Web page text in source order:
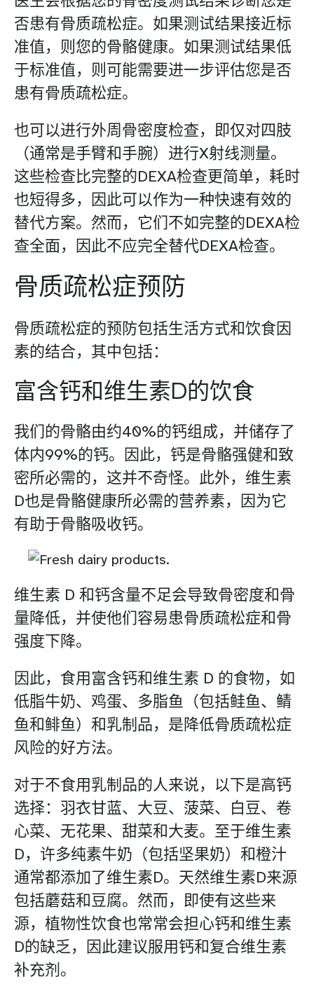
否患有骨质疏松症。如果测试结果接近标
准值，则您的骨骼健康。如果测试结果低
于标准值，则可能需要进一步评估您是否
患有骨质疏松症。
也可以进行外周骨密度检查，即仅对四肢
（通常是手臂和手腕）进行X射线测量。
这些检查比完整的DEXA检查更简单，耗时
也短得多，因此可以作为一种快速有效的
替代方案。然而，它们不如完整的DEXA检
查全面，因此不应完全替代DEXA检查。
骨质疏松症预防
骨质疏松症的预防包括生活方式和饮食因
素的结合，其中包括：
富含钙和维生素D的饮食
我们的骨骼由约40%的钙组成，并储存了
体内99%的钙。因此，钙是骨骼强健和致
密所必需的，这并不奇怪。此外，维生素
D也是骨骼健康所必需的营养素，因为它
有助于骨骼吸收钙。
维生素 D 和钙含量不足会导致骨密度和骨
量降低，并使他们容易患骨质疏松症和骨
强度下降。
因此，食用富含钙和维生素 D 的食物，如
低脂牛奶、鸡蛋、多脂鱼（包括鲑鱼、鲭
鱼和鲱鱼）和乳制品，是降低骨质疏松症
风险的好方法。
对于不食用乳制品的人来说，以下是高钙
选择：羽衣甘蓝、大豆、菠菜、白豆、卷
心菜、无花果、甜菜和大麦。至于维生素
D，许多纯素牛奶（包括坚果奶）和橙汁
通常都添加了维生素D。天然维生素D来源
包括蘑菇和豆腐。然而，即使有这些来
源，植物性饮食也常常会担心钙和维生素
D的缺乏，因此建议服用钙和复合维生素
补充剂。